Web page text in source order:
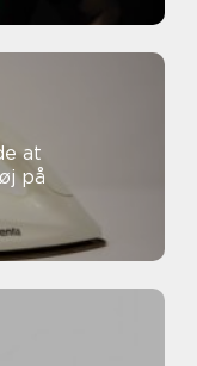
at
på